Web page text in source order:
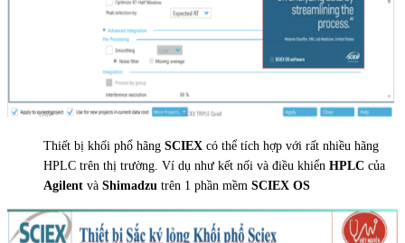
Thiết bị khối phổ hãng SCIEX có thể tích hợp với rất nhiều hãng
HPLC trên thị trường. Ví dụ như kết nối và điều khiển HPLC của
Agilent và Shimadzu trên 1 phần mềm SCIEX OS